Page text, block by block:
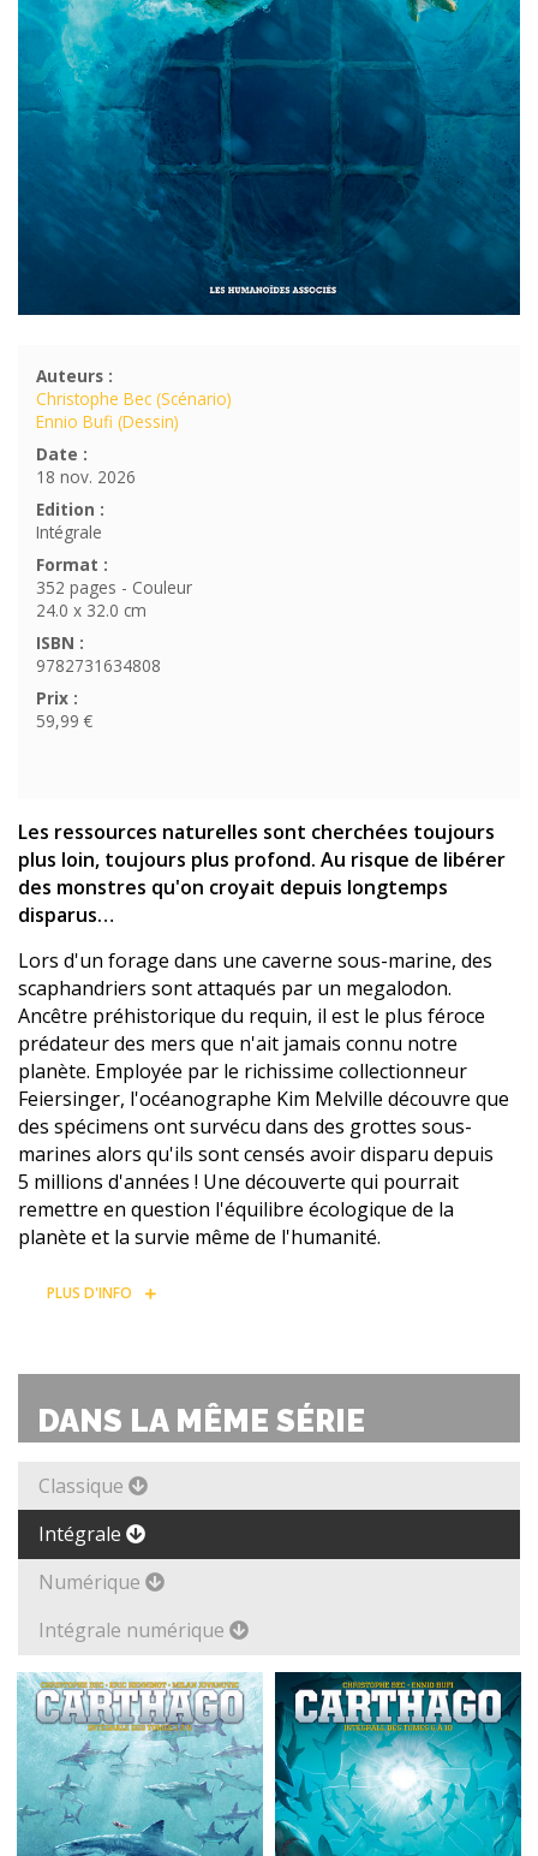
Auteurs :
Christophe Bec (Scénario)
Ennio Bufi (Dessin)
Date :
18 nov. 2026
Edition :
Intégrale
Format :
352 pages - Couleur
24.0 x 32.0 cm
ISBN :
9782731634808
Prix :
59,99 €
Les ressources naturelles sont cherchées toujours
plus loin, toujours plus profond. Au risque de libérer
des monstres qu'on croyait depuis longtemps
disparus…
Lors d'un forage dans une caverne sous-marine, des
scaphandriers sont attaqués par un megalodon.
Ancêtre préhistorique du requin, il est le plus féroce
prédateur des mers que n'ait jamais connu notre
planète. Employée par le richissime collectionneur
Feiersinger, l'océanographe Kim Melville découvre que
des spécimens ont survécu dans des grottes sous-
marines alors qu'ils sont censés avoir disparu depuis
5 millions d'années ! Une découverte qui pourrait
remettre en question l'équilibre écologique de la
planète et la survie même de l'humanité.
PLUS D'INFO
DANS LA MÊME SÉRIE
Classique
Intégrale
Numérique
Intégrale numérique